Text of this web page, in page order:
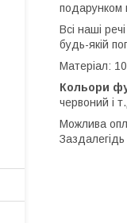
подарунком
Всі наші
будь-якій
Матеріал:
Кольори
червоний і
Можлива